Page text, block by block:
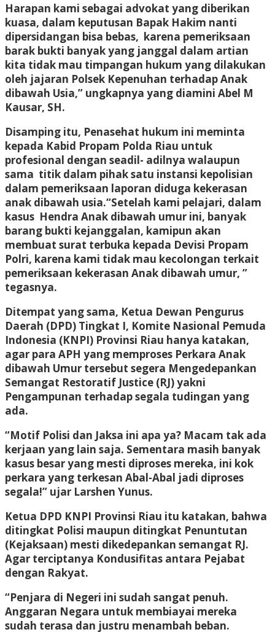
Harapan kami sebagai advokat yang diberikan
kuasa, dalam keputusan Bapak Hakim nanti
dipersidangan bisa bebas, karena pemeriksaan
barak bukti banyak yang janggal dalam artian
kita tidak mau timpangan hukum yang dilakukan
oleh jajaran Polsek Kepenuhan terhadap Anak
dibawah Usia,” ungkapnya yang diamini Abel M
Kausar, SH.
Disamping itu, Penasehat hukum ini meminta
kepada Kabid Propam Polda Riau untuk
profesional dengan seadil- adilnya walaupun
sama titik dalam pihak satu instansi kepolisian
dalam pemeriksaan laporan diduga kekerasan
anak dibawah usia.“Setelah kami pelajari, dalam
kasus Hendra Anak dibawah umur ini, banyak
barang bukti kejanggalan, kamipun akan
membuat surat terbuka kepada Devisi Propam
Polri, karena kami tidak mau kecolongan terkait
pemeriksaan kekerasan Anak dibawah umur, ”
tegasnya.
Ditempat yang sama, Ketua Dewan Pengurus
Daerah (DPD) Tingkat I, Komite Nasional Pemuda
Indonesia (KNPI) Provinsi Riau hanya katakan,
agar para APH yang memproses Perkara Anak
dibawah Umur tersebut segera Mengedepankan
Semangat Restoratif Justice (RJ) yakni
Pengampunan terhadap segala tudingan yang
ada.
“Motif Polisi dan Jaksa ini apa ya? Macam tak ada
kerjaan yang lain saja. Sementara masih banyak
kasus besar yang mesti diproses mereka, ini kok
perkara yang terkesan Abal-Abal jadi diproses
segala!” ujar Larshen Yunus.
Ketua DPD KNPI Provinsi Riau itu katakan, bahwa
ditingkat Polisi maupun ditingkat Penuntutan
(Kejaksaan) mesti dikedepankan semangat RJ.
Agar terciptanya Kondusifitas antara Pejabat
dengan Rakyat.
“Penjara di Negeri ini sudah sangat penuh.
Anggaran Negara untuk membiayai mereka
sudah terasa dan justru menambah beban.